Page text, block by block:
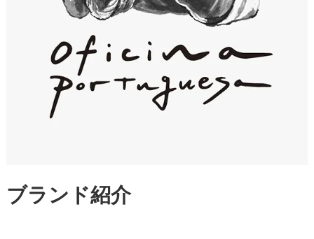
ブランド紹介